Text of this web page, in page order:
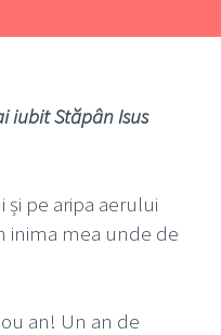
iubit Stăpân Isus
pe aripa aerului
inima mea unde de
an! Un an de